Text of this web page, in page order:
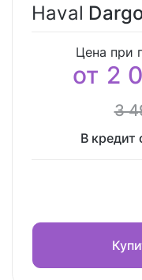
Haval
Цена при
от 2
3
В кредит